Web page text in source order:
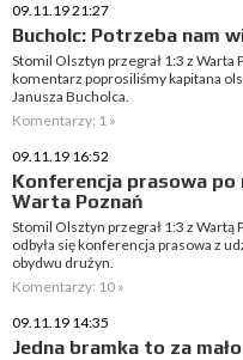
09.11.19 21:27
Bucholc: Potrzeba nam
Stomil Olsztyn przegrał 1:3 z Warta
komentarz poprosiliśmy kapitana
Janusza Bucholca.
Komentarzy: 1 »
09.11.19 16:52
Konferencja prasowa po
Warta Poznań
Stomil Olsztyn przegrał 1:3 z Wartą
odbyła się konferencja prasowa z
obydwu drużyn.
Komentarzy: 10 »
09.11.19 14:35
Jedna bramka to za